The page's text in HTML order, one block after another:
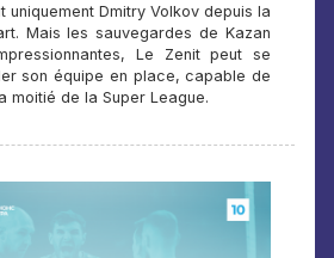
uniquement Dmitry Volkov depuis la
Mais les sauvegardes de Kazan
Le Zenit peut se
son équipe en place, capable de
moitié de la Super League.